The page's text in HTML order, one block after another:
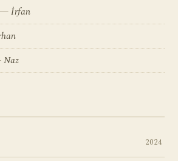
İrfan
Naz
2024